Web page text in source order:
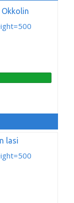
lasi